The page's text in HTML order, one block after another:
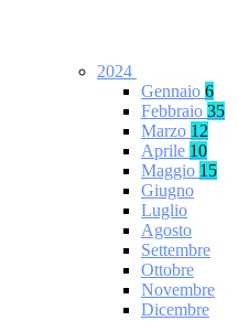
2024
Gennaio 6
Febbraio 35
Marzo 12
Aprile 10
Maggio 15
Giugno
Luglio
Agosto
Settembre
Ottobre
Novembre
Dicembre